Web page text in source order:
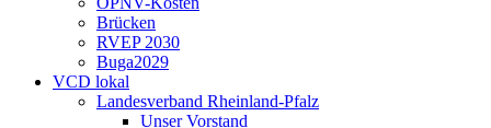
Brücken
RVEP 2030
Buga2029
VCD lokal
Landesverband Rheinland-Pfalz
Unser Vorstand